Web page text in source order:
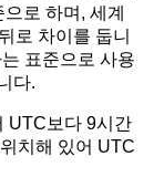
로 하며, 세계
로 차이를 둡니
표준으로 사용
다.
UTC보다 9시간
치해 있어 UTC